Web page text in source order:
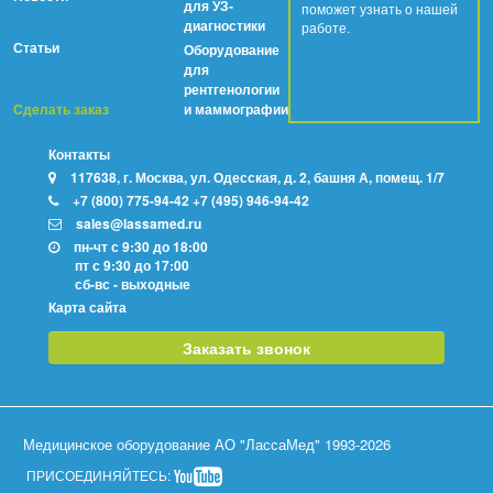
Статьи
Сделать заказ
для УЗ-
диагностики
Оборудование
для
рентгенологии
и маммографии
поможет узнать о нашей
работе.
Контакты
117638, г. Москва, ул. Одесская, д. 2, башня А, помещ. 1/7
+7 (800) 775-94-42 +7 (495) 946-94-42
sales@lassamed.ru
пн-чт с 9:30 до 18:00
пт с 9:30 до 17:00
сб-вс - выходные
Карта сайта
Заказать звонок
Медицинское оборудование АО "ЛассаМед" 1993-2026
ПРИСОЕДИНЯЙТЕСЬ: